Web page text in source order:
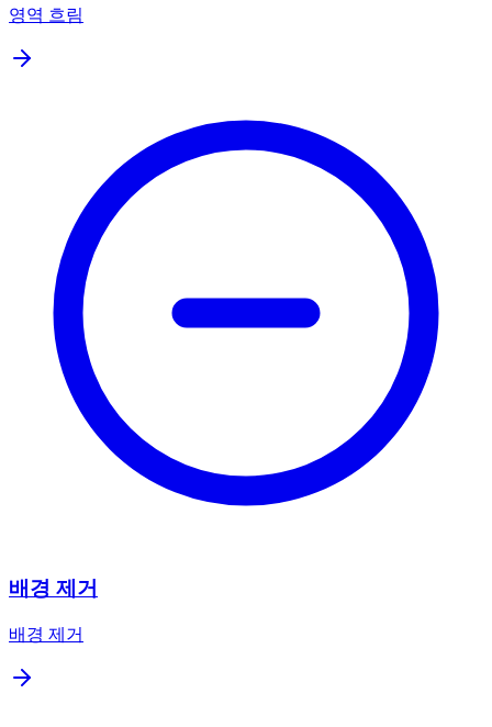
영역 흐림
배경 제거
배경 제거